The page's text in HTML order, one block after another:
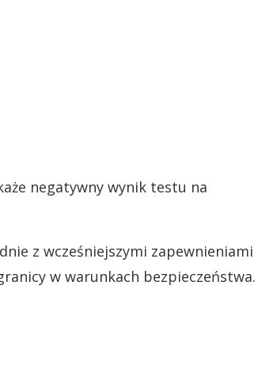
negatywny wynik testu na
z wcześniejszymi zapewnieniami
w warunkach bezpieczeństwa.